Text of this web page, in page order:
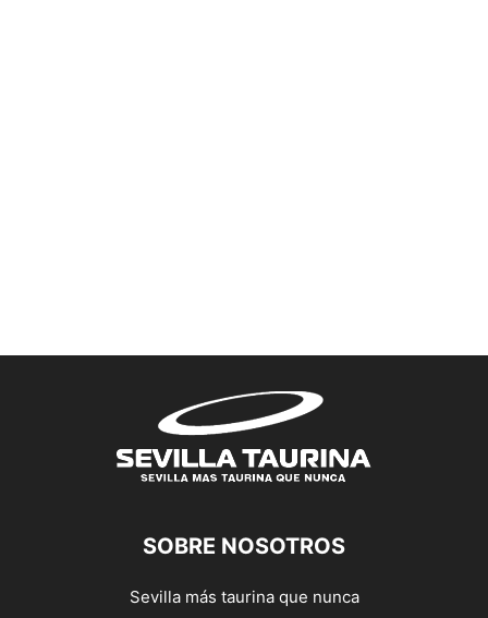
SOBRE NOSOTROS
Sevilla más taurina que nunca